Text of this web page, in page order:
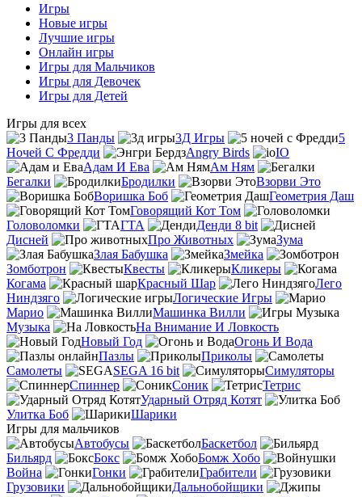
Игры
Новые игры
Лучшие игры
Онлайн игры
Игры для Мальчиков
Игры для Девочек
Игры для Детей
Игры для всех
3 Панды
3Д Игры
5
Ночей С Фредди
Angry Birds
IO
Адам И Ева
Ам Ням
Бегалки
Бродилки
Взорви Это
Воришка Боб
Геометрия Даш
Говорящий Кот Том
Головоломки
ГТА
Денди 8 bit
Дисней
Про Животных
Зума
Злая Бабушка
Змейка
Зомботрон
Квесты
Кликеры
Когама
Красный Шар
Лего
Ниндзяго
Логические Игры
Марио
Машинка Вилли
Музыка
На Внимание И Ловкость
Новый Год
Огонь И Вода
Пазлы
Приколы
Самолеты
SEGA 16 bit
Симуляторы
Спиннер
Соник
Тетрис
Ударный Отряд Котят
Улитка Боб
Шарики
Игры для мальчиков
Автобусы
Баскетбол
Бильярд
Бокс
Бомж Хобо
Война
Гонки
Грабители
Грузовики
Дальнобойщики